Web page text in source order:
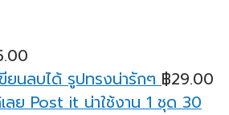
range:
฿25.00
ยนลบได้ รูปทรงน่ารักๆ ฿29.00
ลย Post it น่าใช้งาน 1 ชุด 30